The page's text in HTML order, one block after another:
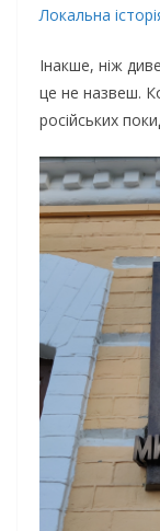
Локальна
Інакше, ніж
це не назвеш.
російських